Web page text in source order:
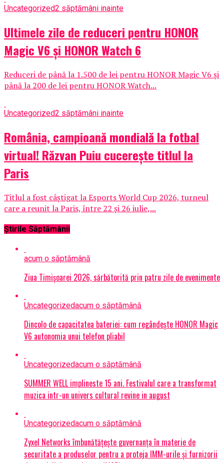
Uncategorized2 săptămâni inainte
Ultimele zile de reduceri pentru HONOR
Magic V6 și HONOR Watch 6
Reduceri de până la 1.500 de lei pentru HONOR Magic V6 și
până la 200 de lei pentru HONOR Watch...
Uncategorized2 săptămâni inainte
România, campioană mondială la fotbal
virtual! Răzvan Puiu cucerește titlul la
Paris
Titlul a fost câștigat la Esports World Cup 2026, turneul
care a reunit la Paris, între 22 și 26 iulie,...
Știrile Săptămânii
acum o săptămână
Ziua Timișoarei 2026, sărbătorită prin patru zile de evenimente
Uncategorizedacum o săptămână
Dincolo de capacitatea bateriei: cum regândește HONOR Magic
V6 autonomia unui telefon pliabil
Uncategorizedacum o săptămână
SUMMER WELL implineste 15 ani. Festivalul care a transformat
muzica intr-un univers cultural revine in august
Uncategorizedacum o săptămână
Zyxel Networks îmbunătățește guvernanța în materie de
securitate a produselor pentru a proteja IMM-urile și furnizorii